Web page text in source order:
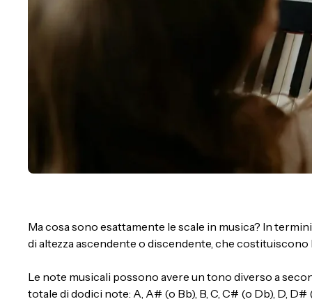
Ma cosa sono esattamente le scale in musica? In
di altezza ascendente o discendente, che costituiscono
Le note musicali possono avere un tono diverso a
totale di dodici note: A, A# (o Bb), B, C, C# (o Db), D, D#